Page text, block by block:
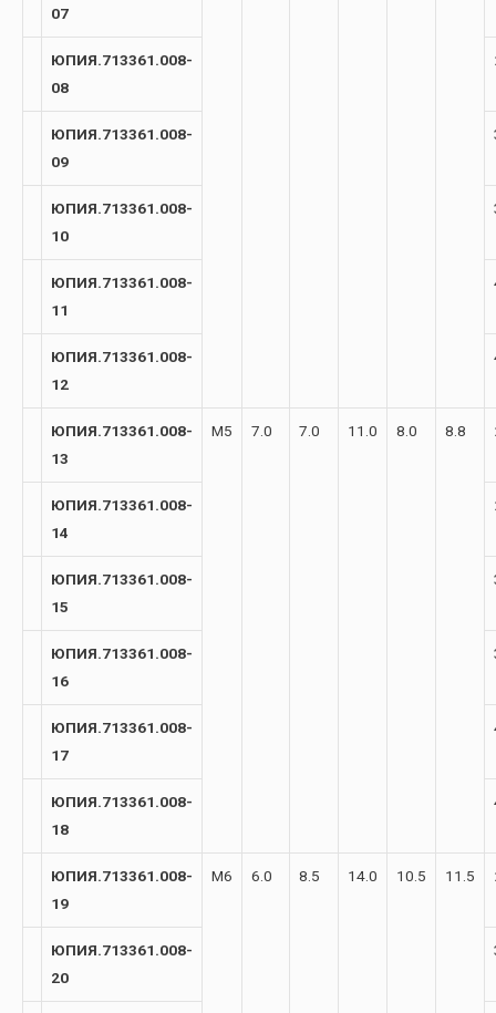
07
ЮПИЯ.713361.008-
08
ЮПИЯ.713361.008-
09
ЮПИЯ.713361.008-
10
ЮПИЯ.713361.008-
11
ЮПИЯ.713361.008-
12
ЮПИЯ.713361.008-
13
М5 7.0 7.0 11.0 8.0 8.8
ЮПИЯ.713361.008-
14
ЮПИЯ.713361.008-
15
ЮПИЯ.713361.008-
16
ЮПИЯ.713361.008-
17
ЮПИЯ.713361.008-
18
ЮПИЯ.713361.008-
19
М6 6.0 8.5 14.0 10.5 11.5
ЮПИЯ.713361.008-
20